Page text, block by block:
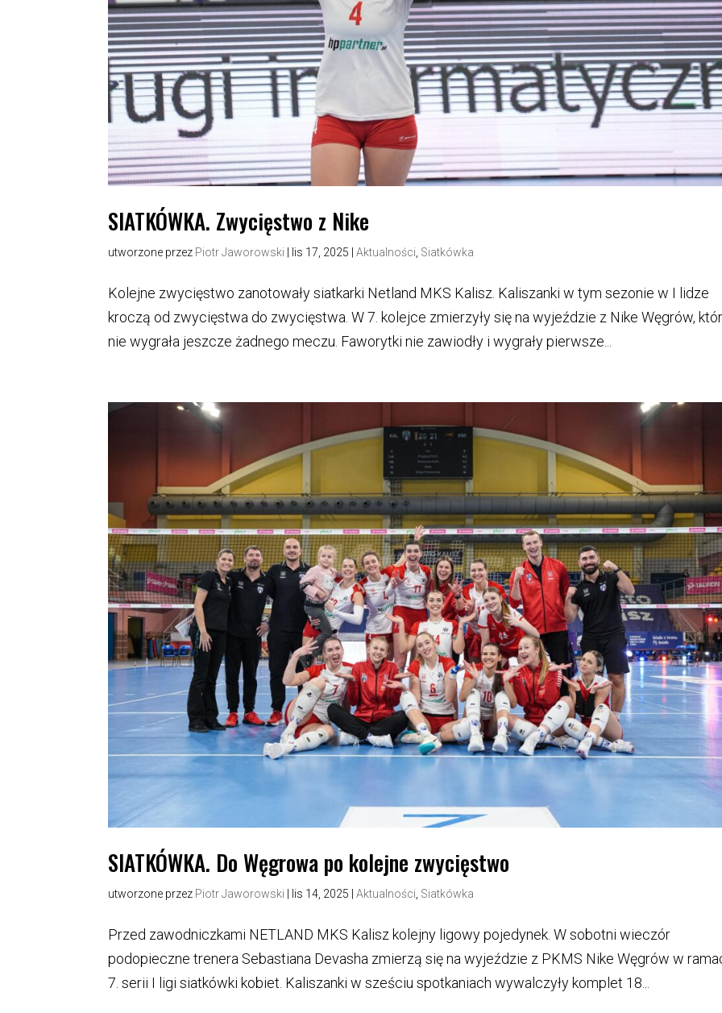
SIATKÓWKA. Zwycięstwo z Nike
utworzone przez Piotr Jaworowski lis 17, 2025 |Aktualności Siatkówka
Kolejne zwycięstwo zanotowały siatkarki Netland MKS Kalisz. Kaliszanki w tym sezonie w I lidze
kroczą od zwycięstwa do zwycięstwa. W 7. kolejce zmierzyły się na wyjeździe z Nike Węgrów,
nie wygrała jeszcze żadnego meczu. Faworytki nie zawiodły i wygrały pierwsze...
SIATKÓWKA. Do Węgrowa po kolejne zwycięstwo
utworzone przez Piotr Jaworowski lis 14, 2025 |Aktualności, Siatkówka
Przed zawodniczkami NETLAND MKS Kalisz kolejny ligowy pojedynek. W sobotni wieczór
podopieczne trenera Sebastiana Devasha zmierzą się na wyjeździe z PKMS Nike Węgrów w
7. serii I ligi siatkówki kobiet. Kaliszanki w sześciu spotkaniach wywalczyły komplet 18...